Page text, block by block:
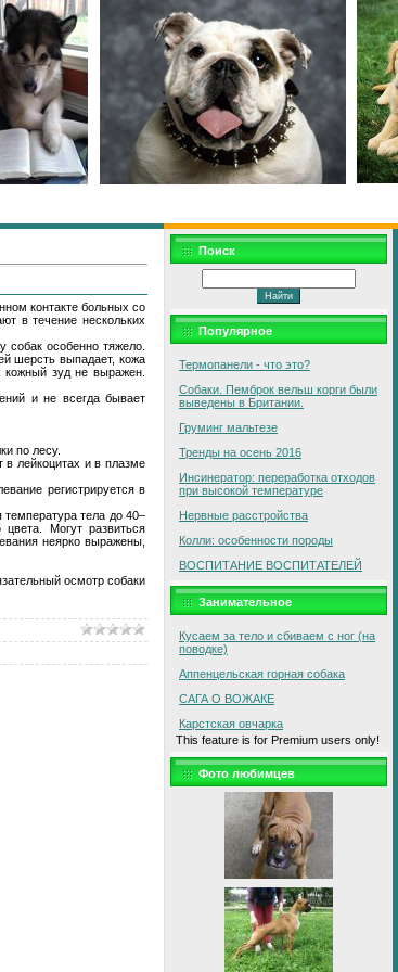
контакте больных со
в течение нескольких
особенно тяжело.
шерсть выпадает, кожа
кожный зуд не выражен.
и не всегда бывает
по лесу.
в лейкоцитах и в плазме
регистрируется в
температура тела до 40–
Могут развиться
неярко выражены,
осмотр собаки
Поиск
Популярное
Термопанели - что это?
Собаки. Пемброк вельш корги были
выведены в Британии.
Груминг мальтезе
Тренды на осень 2016
Инсинератор: переработка отходов
при высокой температуре
Нервные расстройства
Колли: особенности породы
ВОСПИТАНИЕ ВОСПИТАТЕЛЕЙ
Занимательное
Кусаем за тело и сбиваем с ног (на
поводке)
Аппенцельская горная собака
САГА О ВОЖАКЕ
Карстская овчарка
This feature is for Premium users only!
Фото любимцев